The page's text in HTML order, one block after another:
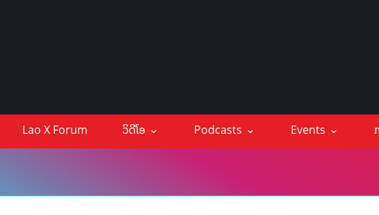
Lao X Forum ວິດີໂອ Podcasts Events